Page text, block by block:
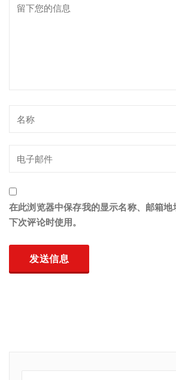
在此浏览器中保存我的显示名称、邮箱
下次评论时使用。